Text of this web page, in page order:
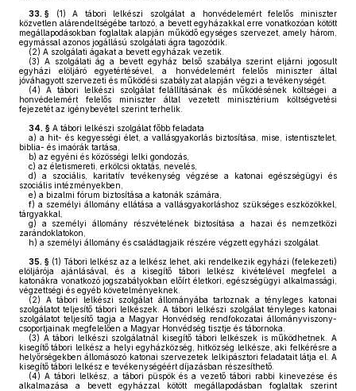
33. § (1) A tábori lelkészi szolgálat a honvédelemért felelős miniszter
közvetlen alárendeltségébe tartozó, a bevett egyházakkal erre vonatkozóan kötött
megállapodásokban foglaltak alapján működő egységes szervezet, amely három,
egymással azonos jogállású szolgálati ágra tagozódik.
(2) A szolgálati ágakat a bevett egyházak vezetik.
(3) A szolgálati ág a bevett egyház belső szabálya szerint eljárni jogosult
egyházi elöljáró egyetértésével, a honvédelemért felelős miniszter által
jóváhagyott szervezeti és működési szabályzat alapján végzi a tevékenységét.
(4) A tábori lelkészi szolgálat felállításának és működésének költségei a
honvédelemért felelős miniszter által vezetett minisztérium költségvetési
fejezetét az igénybevétel szerint terhelik.
34. § A tábori lelkészi szolgálat főbb feladata
a) a hit- és kegyességi élet, a vallásgyakorlás biztosítása, mise, istentisztelet,
biblia- és imaórák tartása,
b) az egyéni és közösségi lelki gondozás,
c) az életismereti, erkölcsi oktatás, nevelés,
d) a szociális, karitatív tevékenység végzése a katonai egészségügyi és
szociális intézményekben,
e) a bizalmi fórum biztosítása a katonák számára,
f) a személyi állomány ellátása a vallásgyakorláshoz szükséges eszközökkel,
tárgyakkal,
g) a személyi állomány részvételének biztosítása a hazai és nemzetközi
zarándoklatokon,
h) a személyi állomány és családtagjaik részére végzett egyházi szolgálat.
35. § (1) Tábori lelkész az a lelkész lehet, aki rendelkezik egyházi (felekezeti)
elöljárója ajánlásával, és a kisegítő tábori lelkész kivételével megfelel a
katonákra vonatkozó jogszabályokban előírt életkori, egészségügyi alkalmassági,
végzettségi és egyéb követelményeknek.
(2) A tábori lelkészi szolgálat állományába tartoznak a tényleges katonai
szolgálatot teljesítő tábori lelkészek. A tábori lelkészi szolgálat tényleges katonai
szolgálatot teljesítő tagja a Magyar Honvédség rendfokozatai állományviszony-
csoportjainak megfelelően a Magyar Honvédség tisztje és tábornoka.
(3) A tábori lelkészi szolgálatnál kisegítő tábori lelkészek is működhetnek. A
kisegítő tábori lelkész a helyi egyházközség, hitközség lelkésze, aki felkérésre a
helyőrségekben állomásozó katonai szervezetek lelkipásztori feladatait látja el. A
kisegítő tábori lelkész e tevékenységéért díjazásban részesíthető.
(4) A tábori lelkész, a tábori püspök és a vezető tábori rabbi kinevezése és
alkalmazása a bevett egyházzal kötött megállapodásban foglaltak szerint